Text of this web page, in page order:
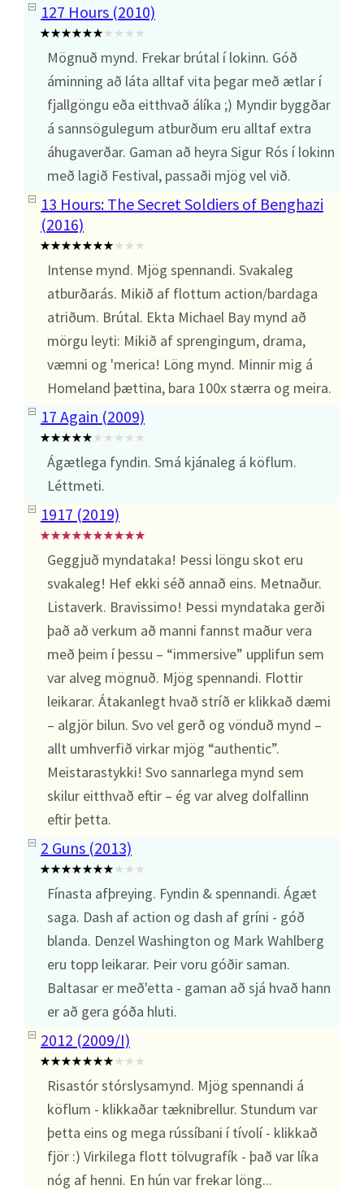
127 Hours (2010)
Mögnuð mynd. Frekar brútal í lokinn. Góð
áminning að láta alltaf vita þegar með ætlar í
fjallgöngu eða eitthvað álíka ;) Myndir byggðar
á sannsögulegum atburðum eru alltaf extra
áhugaverðar. Gaman að heyra Sigur Rós í lokinn
með lagið Festival, passaði mjög vel við.
13 Hours: The Secret Soldiers of Benghazi
(2016)
Intense mynd. Mjög spennandi. Svakaleg
atburðarás. Mikið af flottum action/bardaga
atriðum. Brútal. Ekta Michael Bay mynd að
mörgu leyti: Mikið af sprengingum, drama,
væmni og 'merica! Löng mynd. Minnir mig á
Homeland þættina, bara 100x stærra og meira.
17 Again (2009)
Ágætlega fyndin. Smá kjánaleg á köflum.
Léttmeti.
1917 (2019)
Geggjuð myndataka! Þessi löngu skot eru
svakaleg! Hef ekki séð annað eins. Metnaður.
Listaverk. Bravissimo! Þessi myndataka gerði
það að verkum að manni fannst maður vera
með þeim í þessu – “immersive” upplifun sem
var alveg mögnuð. Mjög spennandi. Flottir
leikarar. Átakanlegt hvað stríð er klikkað dæmi
– algjör bilun. Svo vel gerð og vönduð mynd –
allt umhverfið virkar mjög “authentic”.
Meistarastykki! Svo sannarlega mynd sem
skilur eitthvað eftir – ég var alveg dolfallinn
eftir þetta.
2 Guns (2013)
Fínasta afþreying. Fyndin & spennandi. Ágæt
saga. Dash af action og dash af gríni - góð
blanda. Denzel Washington og Mark Wahlberg
eru topp leikarar. Þeir voru góðir saman.
Baltasar er með'etta - gaman að sjá hvað hann
er að gera góða hluti.
2012 (2009/I)
Risastór stórslysamynd. Mjög spennandi á
köflum - klikkaðar tæknibrellur. Stundum var
þetta eins og mega rússíbani í tívolí - klikkað
fjör :) Virkilega flott tölvugrafík - það var líka
nóg af henni. En hún var frekar löng...